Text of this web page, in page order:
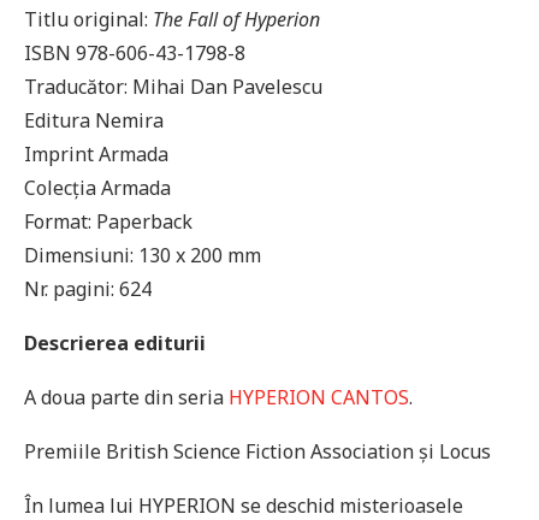
Titlu original: The Fall of Hyperion
ISBN 978-606-43-1798-8
Traducător: Mihai Dan Pavelescu
Editura Nemira
Imprint Armada
Colecția Armada
Format: Paperback
Dimensiuni: 130 x 200 mm
Nr. pagini: 624
Descrierea editurii
A doua parte din seria HYPERION CANTOS.
Premiile British Science Fiction Association și Locus
În lumea lui HYPERION se deschid misterioasele